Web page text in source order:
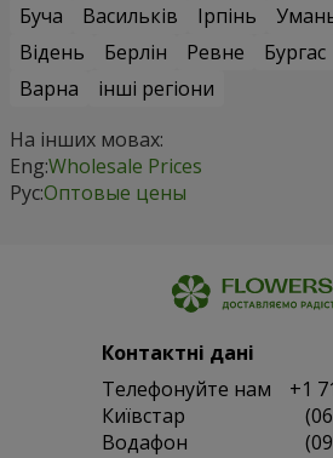
Буча
Васильків Ірпінь
Відень
Берлін Ревне Бургас
Варна
інші регіони
На інших мовах:
Eng:Wholesale Prices
Рус:Оптовые цены
Контактні дані
Телефонуйте нам
+1
Київстар
Водафон